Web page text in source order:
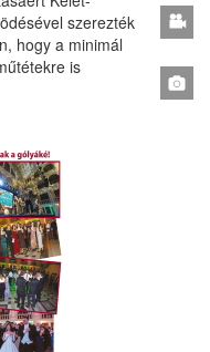
szerezték
hogy a minimál
is